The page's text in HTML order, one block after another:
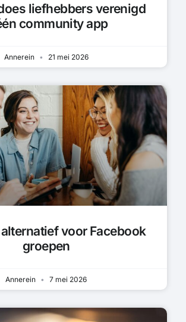
liefhebbers verenigd
community app
Annerein 21 mei 2026
voor Facebook
groepen
Annerein 7 mei 2026